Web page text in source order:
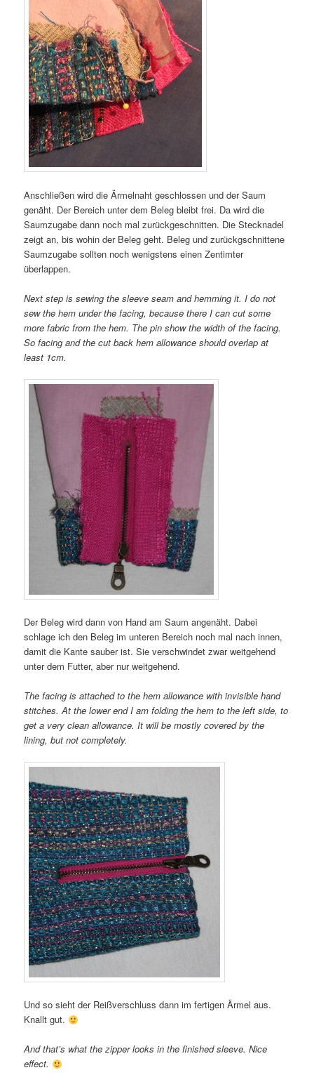
Anschließen wird die Ärmelnaht geschlossen und der Saum
genäht. Der Bereich unter dem Beleg bleibt frei. Da wird die
Saumzugabe dann noch mal zurückgeschnitten. Die Stecknadel
zeigt an, bis wohin der Beleg geht. Beleg und zurückgschnittene
Saumzugabe sollten noch wenigstens einen Zentimter
überlappen.
Next step is sewing the sleeve seam and hemming it. I do not
sew the hem under the facing, because there I can cut some
more fabric from the hem. The pin show the width of the facing.
So facing and the cut back hem allowance should overlap at
least 1cm.
Der Beleg wird dann von Hand am Saum angenäht. Dabei
schlage ich den Beleg im unteren Bereich noch mal nach innen,
damit die Kante sauber ist. Sie verschwindet zwar weitgehend
unter dem Futter, aber nur weitgehend.
The facing is attached to the hem allowance with invisible hand
stitches. At the lower end I am folding the hem to the left side, to
get a very clean allowance. It will be mostly covered by the
lining, but not completely.
Und so sieht der Reißverschluss dann im fertigen Ärmel aus.
Knallt gut.
And that’s what the zipper looks in the finished sleeve. Nice
effect.